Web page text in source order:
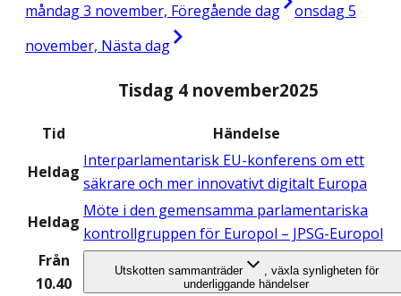
måndag 3 november, Föregående dag
onsdag 5
november, Nästa dag
Tisdag 4 november2025
Tid
Händelse
Heldag
Interparlamentarisk EU-konferens om ett
säkrare och mer innovativt digitalt Europa
Heldag
Möte i den gemensamma parlamentariska
kontrollgruppen för Europol – JPSG-Europol
Från
10.40
Utskotten sammanträder
, växla synligheten för
underliggande händelser